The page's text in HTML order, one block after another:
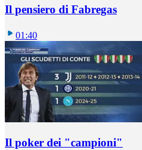
Il pensiero di Fabregas
01:40
Il poker dei "campioni"